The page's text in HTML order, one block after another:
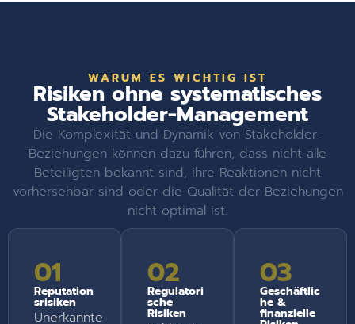
WARUM ES WICHTIG IST
Risiken ohne systematisches
Stakeholder-Management
Die Komplexität und Dynamik von Stakeholder-
Beziehungen können dazu führen, dass nicht alle
Beteiligten bekannt sind, ihre Reaktionen nicht
vorhersehbar sind oder die Qualität der Beziehungen
nicht optimal ist.
01
Reputation
srisiken
Unerkannte
02
Regulatori
sche
Risiken
03
Geschäftlic
he &
finanzielle